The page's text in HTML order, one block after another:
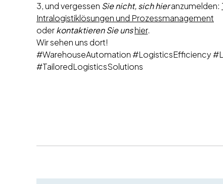
3, und vergessen Sie nicht, sich hieranzumelden:
Intralogistiklösungen und Prozessmanagement
oderkontaktieren Sie unshier.
Wir sehen uns dort!
#WarehouseAutomation #LogisticsEfficiency
#TailoredLogisticsSolutions